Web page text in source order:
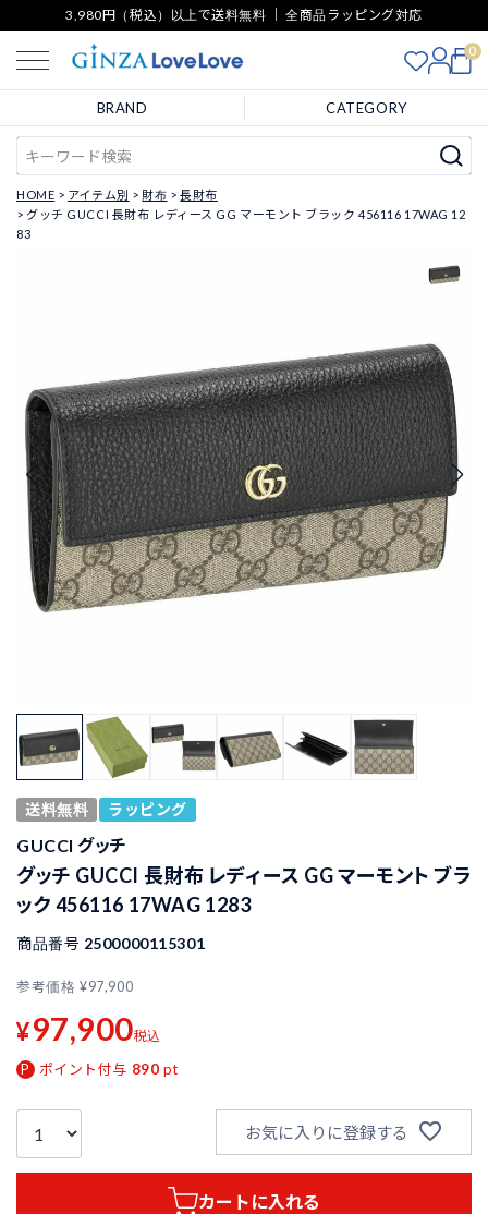
3,980円（税込）以上で送料無料 ｜ 全商品ラッピング対応
0
BRAND CATEGORY
HOME アイテム別 財布
長財布
グッチ GUCCI 長財布 レディース GG マーモント ブラック 456116 17WAG 12
83
送料無料 ラッピング
GUCCI グッチ
グッチ GUCCI 長財布 レディース GG マーモント ブラ
ック 456116 17WAG 1283
商品番号 2500000115301
参考価格 ¥97,900
¥97,900税込
ポイント付与 890 pt
お気に入りに登録する
カートに入れる